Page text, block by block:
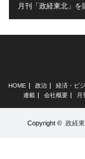
月刊「政経東北」を
HOME 政治 経済・ビ
連載
会社概要 月
Copyright © 政経